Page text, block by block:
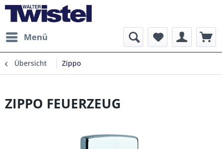
Menü
Übersicht Zippo
ZIPPO FEUERZEUG